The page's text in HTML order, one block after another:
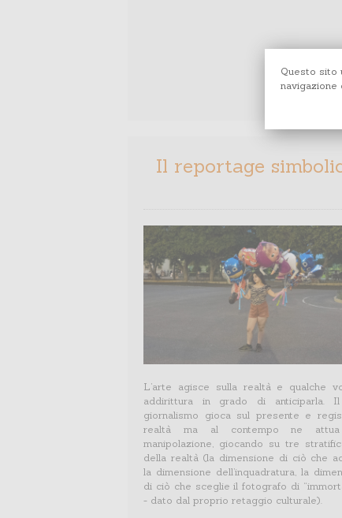
Il reportage
L’arte agisce sulla realtà e qualche
addirittura in grado di anticiparla.
giornalismo gioca sul presente e
realtà ma al contempo ne
manipolazione, giocando su tre
della realtà (la dimensione di ciò che
la dimensione dell’inquadratura, la
di ciò che sceglie il fotografo di
- dato dal proprio retaggio culturale).
Questo sito
navigazione